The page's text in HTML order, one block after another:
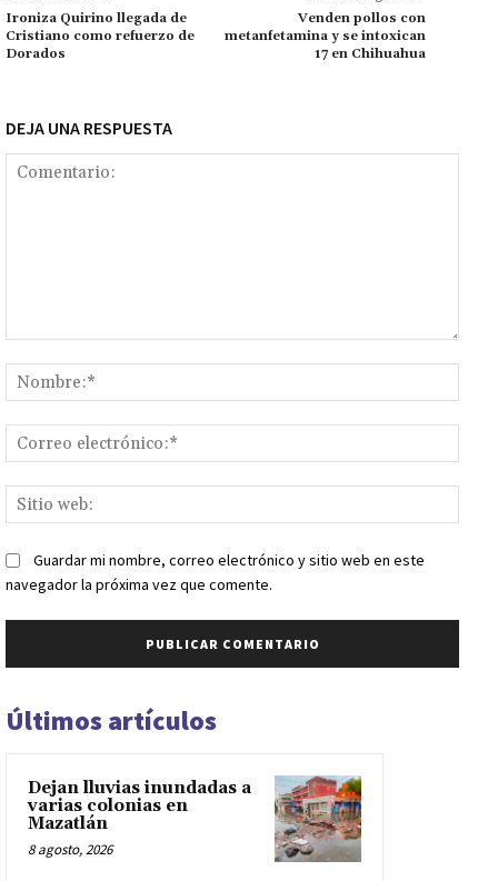
k p
r
n
k
ar
tir
Ironiza Quirino llegada de
Cristiano como refuerzo de
Dorados
Venden pollos con
metanfetamina y se intoxican
17 en Chihuahua
DEJA UNA RESPUESTA
web:
Guardar mi nombre, correo electrónico y sitio web en este
navegador la próxima vez que comente.
Últimos artículos
Dejan lluvias inundadas a
varias colonias en
Mazatlán
8 agosto, 2026